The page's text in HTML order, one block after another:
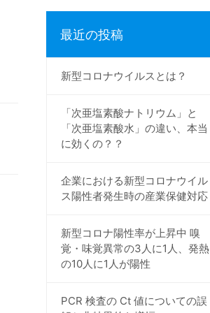
最近の投稿
新型コロナウイルスとは？
「次亜塩素酸ナトリウム」と
「次亜塩素酸水」の違い、本当
に効くの？？
企業における新型コロナウイル
ス陽性者発生時の産業保健対応
新型コロナ陽性率が上昇中 嗅
覚・味覚異常の3人に1人、発熱
の10人に1人が陽性
PCR 検査の Ct 値についての誤